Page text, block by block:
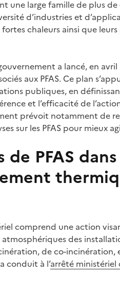
une large famille de plus
d’industries et
chaleurs ainsi que
a lancé, en
aux PFAS. Ce plan
publiques, en
et l’efficacité de
prévoit notamment de
sur les PFAS pour mieux
PFAS dans
comprend une action
des
de co-incinération,
conduit à l’arrêté ministériel